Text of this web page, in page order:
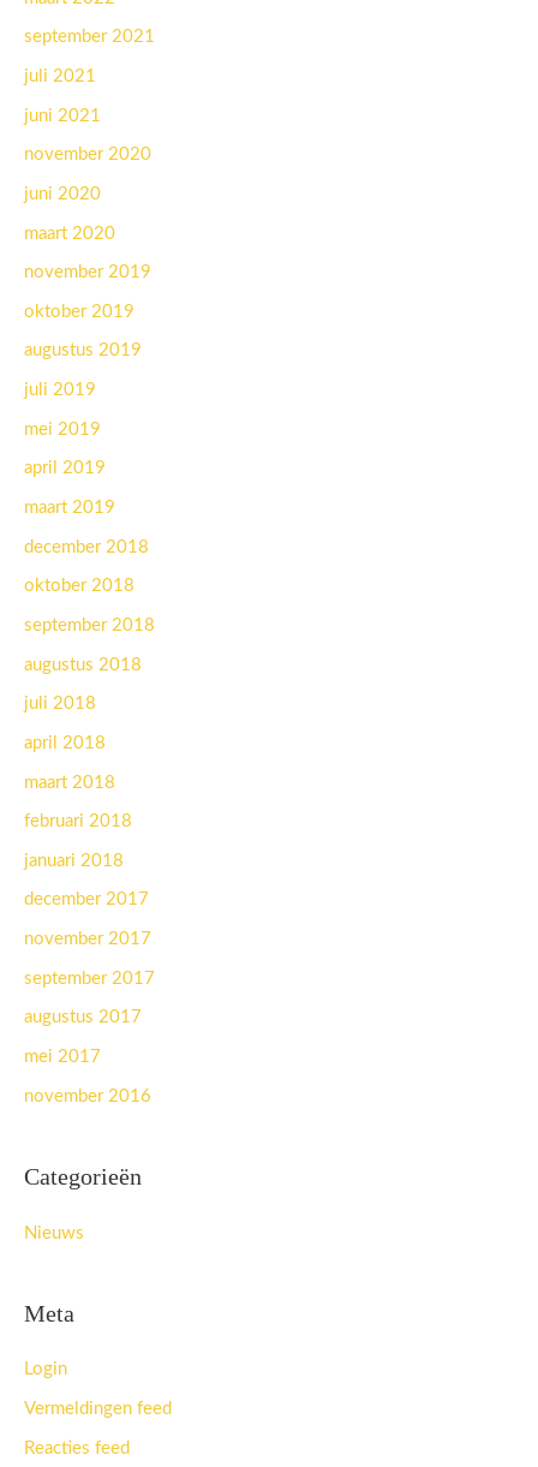
september 2021
juli 2021
juni 2021
november 2020
juni 2020
maart 2020
november 2019
oktober 2019
augustus 2019
juli 2019
mei 2019
april 2019
maart 2019
december 2018
oktober 2018
september 2018
augustus 2018
juli 2018
april 2018
maart 2018
februari 2018
januari 2018
december 2017
november 2017
september 2017
augustus 2017
mei 2017
november 2016
Categorieën
Nieuws
Meta
Login
Vermeldingen feed
Reacties feed